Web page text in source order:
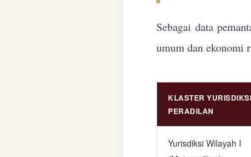
Sebagai data
umum dan ekonomi
KLASTER YURISDIKSI
PERADILAN
Yurisdiksi Wilayah I